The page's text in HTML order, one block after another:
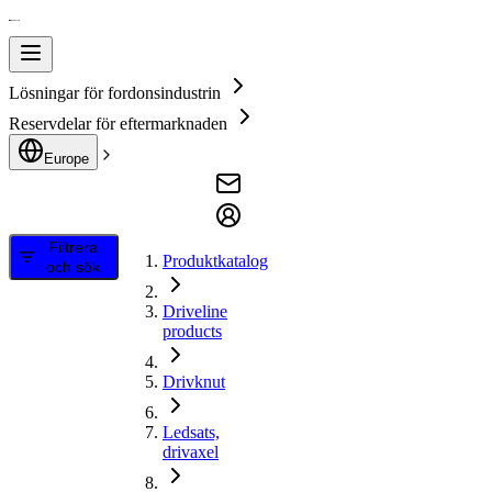
Lösningar för fordonsindustrin
Reservdelar för eftermarknaden
Europe
Filtrera
och sök
Produktkatalog
Driveline
products
Drivknut
Ledsats,
drivaxel